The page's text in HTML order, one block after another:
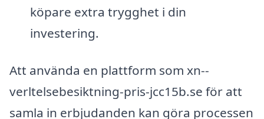
köpare extra trygghet i din
investering.
Att använda en plattform som xn--
verltelsebesiktning-pris-jcc15b.se för att
samla in erbjudanden kan göra processen